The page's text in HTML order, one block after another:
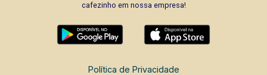
cafezinho em nossa empresa!
Política de Privacidade